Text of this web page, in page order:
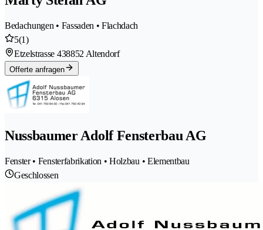
Bedachungen • Fassaden • Flachdach
5(1)
Etzelstrasse 438852 Altendorf
Offerte anfragen
Nussbaumer Adolf Fensterbau AG
Fenster • Fensterfabrikation • Holzbau • Elementbau
Geschlossen